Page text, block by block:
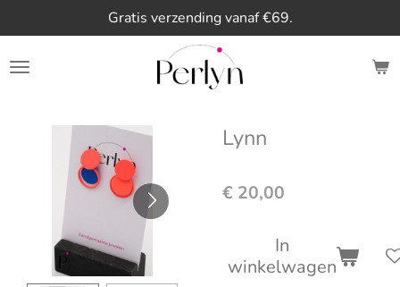
direct
naar
Gratis verzending vanaf €69.
Lynn
€ 20,00
In
winkelwagen